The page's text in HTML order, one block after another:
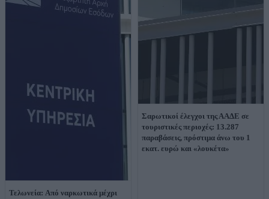
Τελωνεία: Aπό ναρκωτικά μέχρι
Σαρωτικοί έλεγχοι της ΑΑΔΕ σε
τουριστικές περιοχές: 13.287
παραβάσεις, πρόστιμα άνω του 1
εκατ. ευρώ και «λουκέτα»